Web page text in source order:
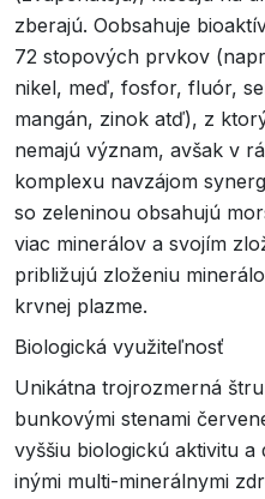
zberajú. Oobsahuje
72 stopových prvkov
nikel, meď, fosfor, fluór,
mangán, zinok atď), z
nemajú význam, avšak v
komplexu navzájom
so zeleninou obsahujú
viac minerálov a svojím
približujú zloženiu
krvnej plazme.
Biologická využiteľnosť
Unikátna trojrozmerná
bunkovými stenami
vyššiu biologickú aktivitu
inými multi-minerálnymi